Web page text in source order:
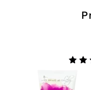
4.88
sur 5